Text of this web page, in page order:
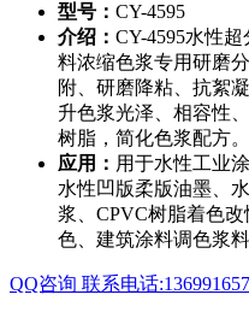
型号： CY-4595
介绍： CY-4595水性
料浓缩色浆专用研磨
附、研磨降粘、抗絮
升色浆光泽、相容性
树脂，简化色浆配方。
应用： 用于水性工业
水性凹版柔版油墨、
浆、CPVC树脂着色
色、建筑涂料调色浆
QQ咨询 联系电话